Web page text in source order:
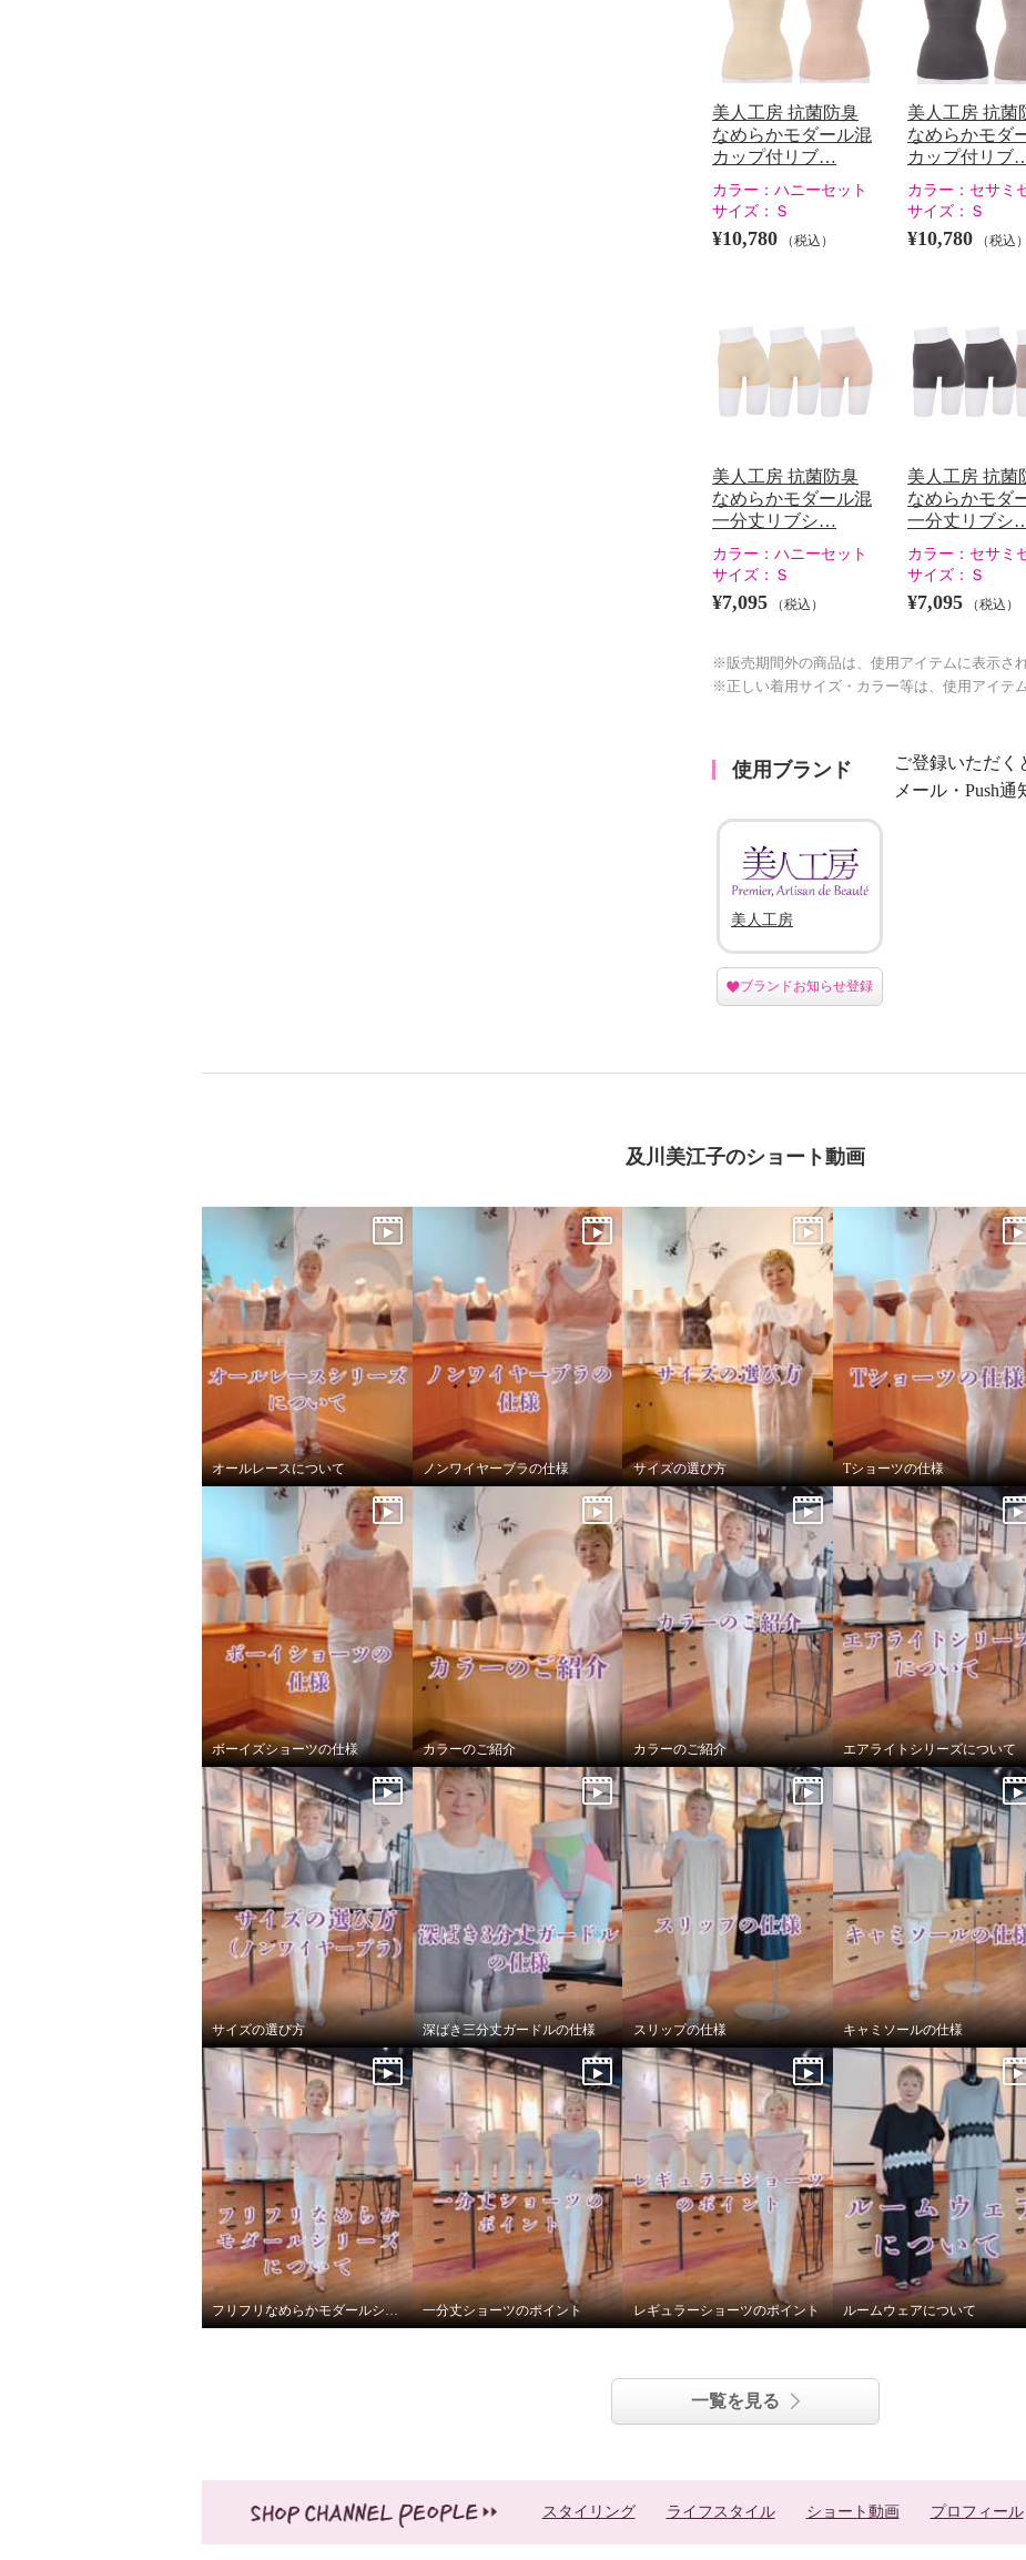
美人工房 抗菌防臭 なめらかモ
ダール混 カップ付リブタンク
トップ ２枚セット
ハニーセット Ｓ
¥0
美人工房 抗菌防臭 なめらかモ
ダール混 カップ付リブタンク
トップ ２枚セット
セサミセット Ｓ
¥0
美人工房 抗菌防臭
なめらかモダール混
カップ付リブ…
カラー： ハニーセット
サイズ： Ｓ
¥10,780 （税込）
美人工房 抗菌
なめらかモダ
カップ付リブ
カラー： セサミ
サイズ： Ｓ
¥10,780 （税込）
美人工房 抗菌防臭
なめらかモダール混
一分丈リブシ…
カラー： ハニーセット
サイズ： Ｓ
¥7,095 （税込）
美人工房 抗菌
なめらかモダ
一分丈リブシ
カラー： セサミ
サイズ： Ｓ
¥7,095 （税込）
※販売期間外の商品は、使用アイテムに表示され
※正しい着用サイズ・カラー等は、使用アイテ
使用ブランド
ご登録いただく
メール・Push
美人工房
ブランドお知らせ登録
及川美江子のショート動画
オールレースについて ノンワイヤーブラの仕様 サイズの選び方 Tショーツの仕様
ボーイズショーツの仕様 カラーのご紹介 カラーのご紹介 エアライトシリーズについて
サイズの選び方 深ばき三分丈ガードルの仕様 スリップの仕様 キャミソールの仕様
フリフリなめらかモダールシリーズについて 一分丈ショーツのポイント レギュラーショーツのポイント ルームウェアについて
一覧を見る
スタイリング ライフスタイル ショート動画 プロフィール